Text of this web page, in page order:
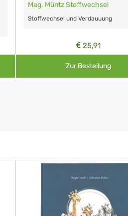
Mag. Müntz Stoffwechsel
Stoffwechsel und Verdauuung
25,91
Zur Bestellung